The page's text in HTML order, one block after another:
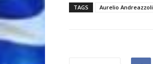
TAGS Aurelio Andreazzoli